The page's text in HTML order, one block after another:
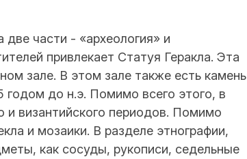
части - «археология» и
привлекает Статуя Геракла. Эта
зале. В этом зале также есть камень
годом до н.э. Помимо всего этого, в
и византийского периодов. Помимо
и мозаики. В разделе этнографии,
как сосуды, рукописи, седельные